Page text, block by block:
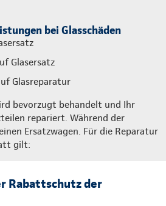
bei Glasschäden
Glasersatz
Glasreparatur
bevorzugt behandelt und Ihr
repariert. Während der
Ersatzwagen. Für die Reparatur
gilt:
Rabattschutz der